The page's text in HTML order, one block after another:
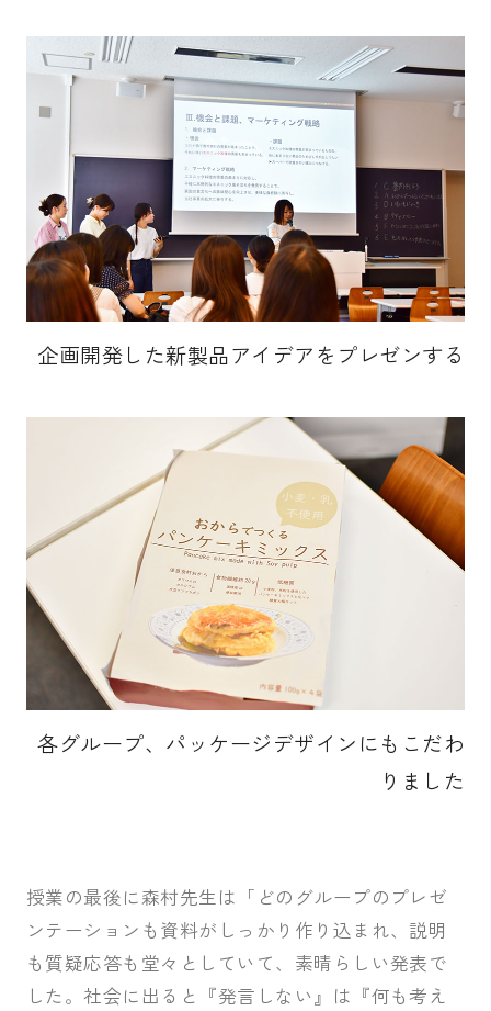
企画開発した新製品アイデアをプレゼンする
各グループ、パッケージデザインにもこだわ
りました
授業の最後に森村先生は「どのグループのプレゼ
ンテーションも資料がしっかり作り込まれ、説明
も質疑応答も堂々としていて、素晴らしい発表で
した。社会に出ると『発言しない』は『何も考え